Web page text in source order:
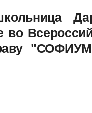
во